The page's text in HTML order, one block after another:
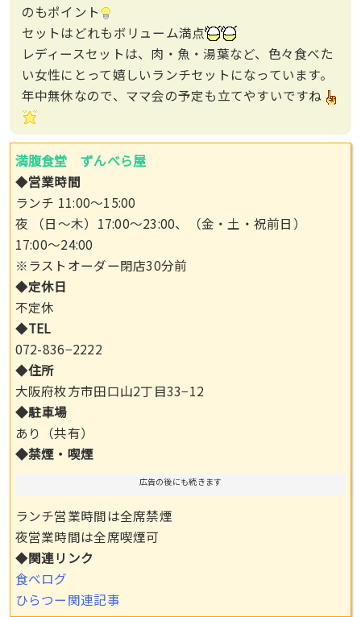
のもポイント
セットはどれもボリューム満点
レディースセットは、肉・魚・湯葉など、色々食べた
い女性にとって嬉しいランチセットになっています。
年中無休なので、ママ会の予定も立てやすいですね
満腹食堂 ずんべら屋
◆営業時間
ランチ 11:00～15:00
夜 （日〜木）17:00～23:00、（金・土・祝前日）
17:00〜24:00
※ラストオーダー閉店30分前
◆定休日
不定休
◆TEL
072-836−2222
◆住所
大阪府枚方市田口山2丁目33−12
◆駐車場
あり（共有）
◆禁煙・喫煙
広告の後にも続きます
ランチ営業時間は全席禁煙
夜営業時間は全席喫煙可
◆関連リンク
食べログ
ひらつー関連記事